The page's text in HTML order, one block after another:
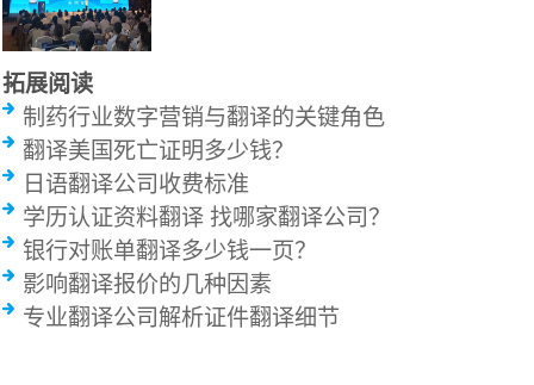
拓展阅读
制药行业数字营销与翻译的关键角色
翻译美国死亡证明多少钱？
日语翻译公司收费标准
学历认证资料翻译 找哪家翻译公司？
银行对账单翻译多少钱一页？
影响翻译报价的几种因素
专业翻译公司解析证件翻译细节